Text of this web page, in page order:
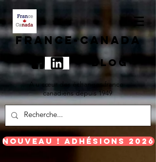
France-canada
BLOG
Au cœur des échanges franco-
canadiens depuis 1949
Nouveau ! Adhésions 2026